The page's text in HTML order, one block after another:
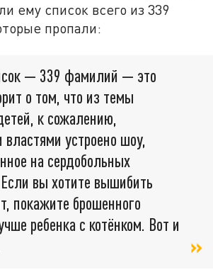
ему список всего из 339
пропали:
— 339 фамилий — это
о том, что из темы
к сожалению,
властями устроено шоу,
на сердобольных
вы хотите вышибить
покажите брошенного
ребенка с котёнком. Вот и